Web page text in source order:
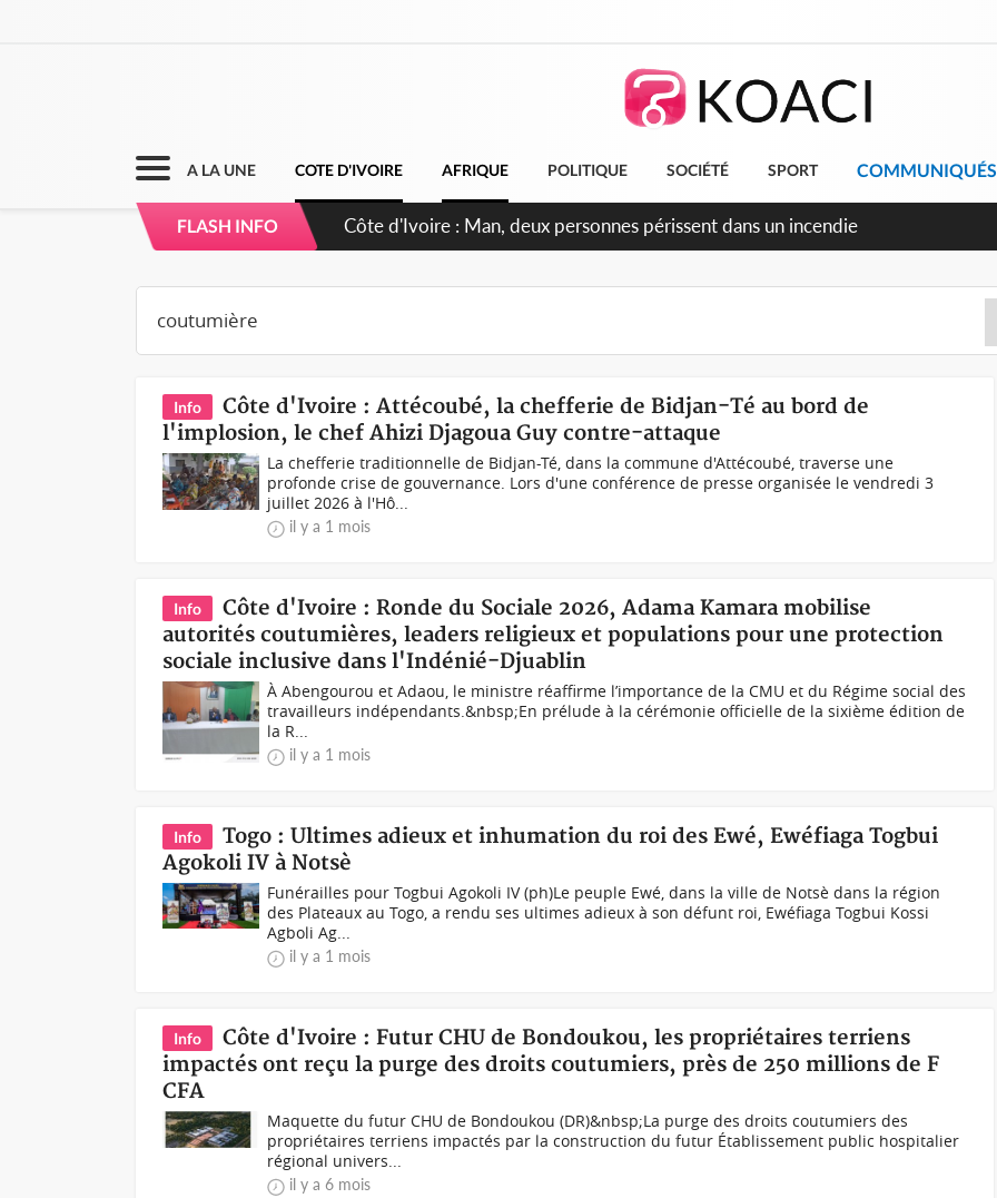
A LA UNE COTE D'IVOIRE AFRIQUE POLITIQUE SOCIÉTÉ SPORT COMMUNIQUÉS
FLASH INFO Côte d'Ivoire : Man, deux personnes périssent dans un incendie
Info
Côte d'Ivoire : Attécoubé, la chefferie de Bidjan-Té au bord de
l'implosion, le chef Ahizi Djagoua Guy contre-attaque
La chefferie traditionnelle de Bidjan-Té, dans la commune d'Attécoubé, traverse une
profonde crise de gouvernance. Lors d'une conférence de presse organisée le vendredi 3
juillet 2026 à l'Hô...
il y a 1 mois
Info
Côte d'Ivoire : Ronde du Sociale 2026, Adama Kamara mobilise
autorités coutumières, leaders religieux et populations pour une protection
sociale inclusive dans l'Indénié-Djuablin
À Abengourou et Adaou, le ministre réaffirme l’importance de la CMU et du Régime social des
travailleurs indépendants.&nbsp;En prélude à la cérémonie officielle de la sixième édition de
la R...
il y a 1 mois
Info
Togo : Ultimes adieux et inhumation du roi des Ewé, Ewéfiaga Togbui
Agokoli IV à Notsè
Funérailles pour Togbui Agokoli IV (ph)Le peuple Ewé, dans la ville de Notsè dans la région
des Plateaux au Togo, a rendu ses ultimes adieux à son défunt roi, Ewéfiaga Togbui Kossi
Agboli Ag...
il y a 1 mois
Info
Côte d'Ivoire : Futur CHU de Bondoukou, les propriétaires terriens
impactés ont reçu la purge des droits coutumiers, près de 250 millions de F
CFA
Maquette du futur CHU de Bondoukou (DR)&nbsp;La purge des droits coutumiers des
propriétaires terriens impactés par la construction du futur Établissement public hospitalier
régional univers...
il y a 6 mois